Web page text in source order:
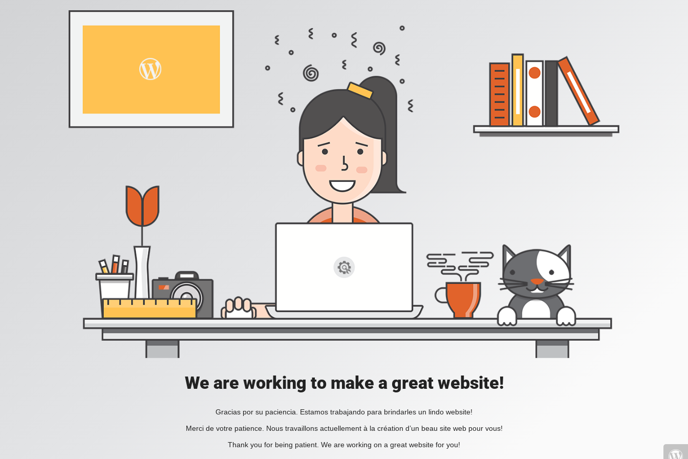
We are working to make a great website!
Gracias por su paciencia. Estamos trabajando para brindarles un lindo website!
Merci de votre patience. Nous travaillons actuellement à la création d’un beau site web pour vous!
Thank you for being patient. We are working on a great website for you!